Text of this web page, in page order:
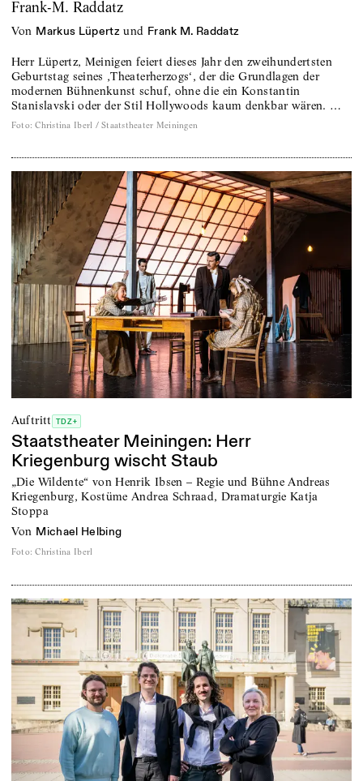
Frank-M. Raddatz
von Markus Lüpertz und Frank M. Raddatz
Herr Lüpertz, Meinigen feiert dieses Jahr den zweihundertsten
Geburtstag seines ‚Theaterherzogs‘, der die Grundlagen der
modernen Bühnenkunst schuf, ohne die ein Konstantin
Stanislavski oder der Stil Hollywoods kaum denkbar wären. …
Foto: Christina Iberl / Staatstheater Meiningen
Auftritt TDZ+
Staatstheater Meiningen: Herr
Kriegenburg wischt Staub
„Die Wildente“ von Henrik Ibsen – Regie und Bühne Andreas
Kriegenburg, Kostüme Andrea Schraad, Dramaturgie Katja
Stoppa
von Michael Helbing
Foto: Christina Iberl